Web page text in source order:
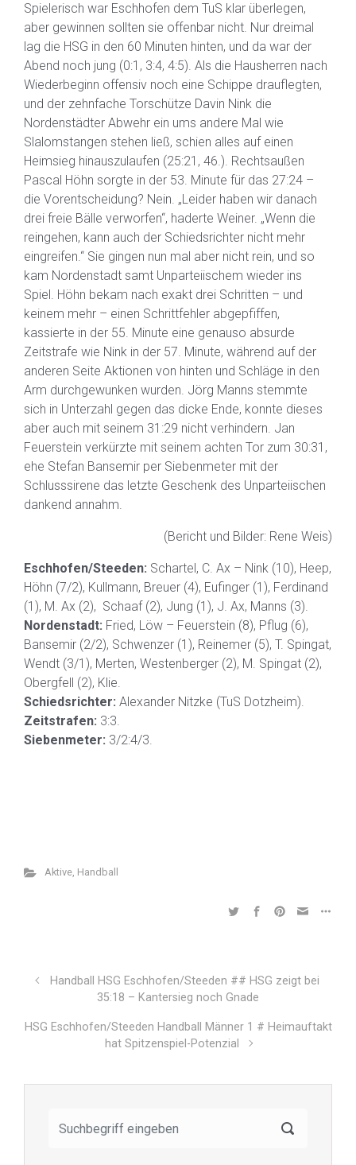
Spielerisch war Eschhofen dem TuS klar überlegen,
aber gewinnen sollten sie offenbar nicht. Nur dreimal
lag die HSG in den 60 Minuten hinten, und da war der
Abend noch jung (0:1, 3:4, 4:5). Als die Hausherren nach
Wiederbeginn offensiv noch eine Schippe drauflegten,
und der zehnfache Torschütze Davin Nink die
Nordenstädter Abwehr ein ums andere Mal wie
Slalomstangen stehen ließ, schien alles auf einen
Heimsieg hinauszulaufen (25:21, 46.). Rechtsaußen
Pascal Höhn sorgte in der 53. Minute für das 27:24 –
die Vorentscheidung? Nein. „Leider haben wir danach
drei freie Bälle verworfen“, haderte Weiner. „Wenn die
reingehen, kann auch der Schiedsrichter nicht mehr
eingreifen.“ Sie gingen nun mal aber nicht rein, und so
kam Nordenstadt samt Unparteiischem wieder ins
Spiel. Höhn bekam nach exakt drei Schritten – und
keinem mehr – einen Schrittfehler abgepfiffen,
kassierte in der 55. Minute eine genauso absurde
Zeitstrafe wie Nink in der 57. Minute, während auf der
anderen Seite Aktionen von hinten und Schläge in den
Arm durchgewunken wurden. Jörg Manns stemmte
sich in Unterzahl gegen das dicke Ende, konnte dieses
aber auch mit seinem 31:29 nicht verhindern. Jan
Feuerstein verkürzte mit seinem achten Tor zum 30:31,
ehe Stefan Bansemir per Siebenmeter mit der
Schlusssirene das letzte Geschenk des Unparteiischen
dankend annahm.
(Bericht und Bilder: Rene Weis)
Eschhofen/Steeden: Schartel, C. Ax – Nink (10), Heep,
Höhn (7/2), Kullmann, Breuer (4), Eufinger (1), Ferdinand
(1), M. Ax (2), Schaaf (2), Jung (1), J. Ax, Manns (3).
Nordenstadt: Fried, Löw – Feuerstein (8), Pflug (6),
Bansemir (2/2), Schwenzer (1), Reinemer (5), T. Spingat,
Wendt (3/1), Merten, Westenberger (2), M. Spingat (2),
Obergfell (2), Klie.
Schiedsrichter: Alexander Nitzke (TuS Dotzheim).
Zeitstrafen: 3:3.
Siebenmeter: 3/2:4/3.
Aktive, Handball
Handball HSG Eschhofen/Steeden ## HSG zeigt bei
35:18 – Kantersieg noch Gnade
HSG Eschhofen/Steeden Handball Männer 1 # Heimauftakt
hat Spitzenspiel-Potenzial